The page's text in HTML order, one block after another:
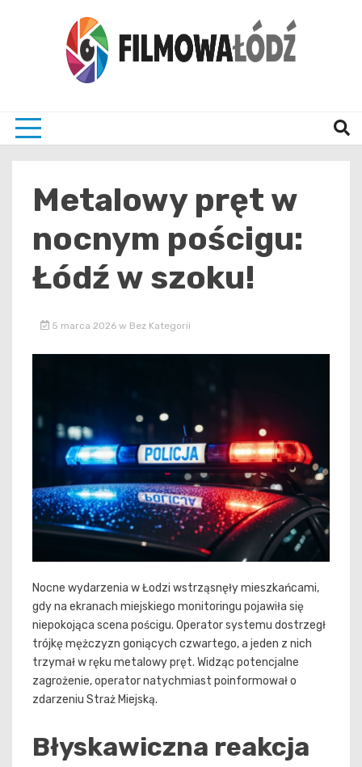
Metalowy pręt w
nocnym pościgu:
Łódź w szoku!
5 marca 2026 w Bez Kategorii
Nocne wydarzenia w Łodzi wstrząsnęły mieszkańcami,
gdy na ekranach miejskiego monitoringu pojawiła się
niepokojąca scena pościgu. Operator systemu dostrzegł
trójkę mężczyzn goniących czwartego, a jeden z nich
trzymał w ręku metalowy pręt. Widząc potencjalne
zagrożenie, operator natychmiast poinformował o
zdarzeniu Straż Miejską.
Błyskawiczna reakcja